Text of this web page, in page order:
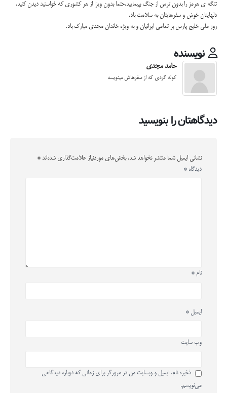
تنگه ی هرمز را بدون ترس از جنگ بپیمایید.حتما بدون ویزا از هر کشوری که خواستید دیدن کنید.
دلهایتان خوش و سفرهایتان به سلامت باد.
روز ملی خلیج پارس بر تمامی ایرانیان و به ویژه خاندان مجدی مبارک باد.
نویسنده
حامد مجدی
کوله گردی که از سفرهاش مینویسه
دیدگاهتان را بنویسید
نشانی ایمیل شما منتشر نخواهد شد. بخش‌های موردنیاز علامت‌گذاری شده‌اند *
دیدگاه *
نام *
ایمیل *
وب‌ سایت
ذخیره نام، ایمیل و وبسایت من در مرورگر برای زمانی که دوباره دیدگاهی
می‌نویسم.